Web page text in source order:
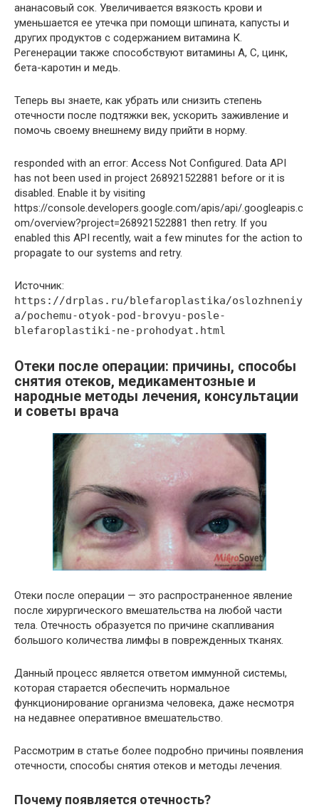
ананасовый сок. Увеличивается вязкость крови и
уменьшается ее утечка при помощи шпината, капусты и
других продуктов с содержанием витамина К.
Регенерации также способствуют витамины А, С, цинк,
бета-каротин и медь.
Теперь вы знаете, как убрать или снизить степень
отечности после подтяжки век, ускорить заживление и
помочь своему внешнему виду прийти в норму.
responded with an error: Access Not Configured. Data API
has not been used in project 268921522881 before or it is
disabled. Enable it by visiting
https://console.developers.google.com/apis/api/.googleapis.c
om/overview?project=268921522881 then retry. If you
enabled this API recently, wait a few minutes for the action to
propagate to our systems and retry.
Источник:
https://drplas.ru/blefaroplastika/oslozhneniy
a/pochemu-otyok-pod-brovyu-posle-
blefaroplastiki-ne-prohodyat.html
Отеки после операции: причины, способы
снятия отеков, медикаментозные и
народные методы лечения, консультации
и советы врача
Отеки после операции — это распространенное явление
после хирургического вмешательства на любой части
тела. Отечность образуется по причине скапливания
большого количества лимфы в поврежденных тканях.
Данный процесс является ответом иммунной системы,
которая старается обеспечить нормальное
функционирование организма человека, даже несмотря
на недавнее оперативное вмешательство.
Рассмотрим в статье более подробно причины появления
отечности, способы снятия отеков и методы лечения.
Почему появляется отечность?